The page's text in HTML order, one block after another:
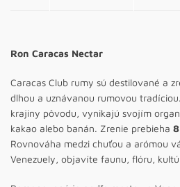
Ron Caracas Nectar
Caracas Club rumy sú destilované a
dlhou a uznávanou rumovou
krajiny pôvodu, vynikajú svojím
kakao alebo banán. Zrenie prebieha
Rovnováha medzi chuťou a arómou
Venezuely, objavíte faunu, flóru,